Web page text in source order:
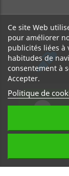
Ce site Web
pour améliorer
publicités liées à
habitudes de
consentement à
Accepter.
Politique de